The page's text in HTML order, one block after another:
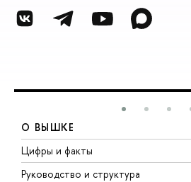
О ВЫШКЕ
Цифры и факты
Руководство и структура